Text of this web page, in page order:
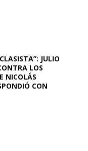
JULIO
LOS
NICOLÁS
CON